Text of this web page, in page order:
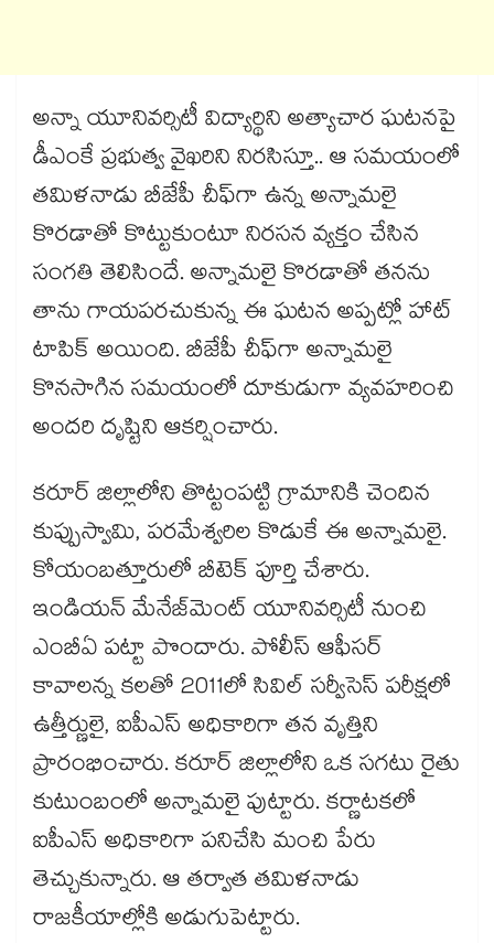
అన్నా యూనివర్సిటీ విద్యార్థిని అత్యాచార ఘటనపై
డీఎంకే ప్రభుత్వ వైఖరిని నిరసిస్తూ.. ఆ సమయంలో
తమిళనాడు బీజేపీ చీఫ్⁬గా ఉన్న అన్నామలై
కొరడాతో కొట్టుకుంటూ నిరసన వ్యక్తం చేసిన
సంగతి తెలిసిందే. అన్నామలై కొరడాతో తనను
తాను గాయపరచుకున్న ఈ ఘటన అప్పట్లో హాట్
టాపిక్ అయింది. బీజేపీ చీఫ్⁭గా అన్నామలై
కొనసాగిన సమయంలో దూకుడుగా వ్యవహరించి
అందరి దృష్టిని ఆకర్షించారు.
కరూర్ జిల్లాలోని తొట్టంపట్టి గ్రామానికి చెందిన
కుప్పుస్వామి, పరమేశ్వరిల కొడుకే ఈ అన్నామలై.
కోయంబత్తూరులో బీటెక్ పూర్తి చేశారు.
ఇండియన్ మేనేజ్‌మెంట్ యూనివర్సిటీ నుంచి
ఎంబీఏ పట్టా పొందారు. పోలీస్ ఆఫీసర్
కావాలన్న కలతో 2011లో సివిల్ సర్వీసెస్ పరీక్షలో
ఉత్తీర్ణులై, ఐపీఎస్ అధికారిగా తన వృత్తిని
ప్రారంభించారు. కరూర్ జిల్లాలోని ఒక సగటు రైతు
కుటుంబంలో అన్నామలై పుట్టారు. కర్ణాటకలో
ఐపీఎస్ అధికారిగా పనిచేసి మంచి పేరు
తెచ్చుకున్నారు. ఆ తర్వాత తమిళనాడు
రాజకీయాల్లోకి అడుగుపెట్టారు.